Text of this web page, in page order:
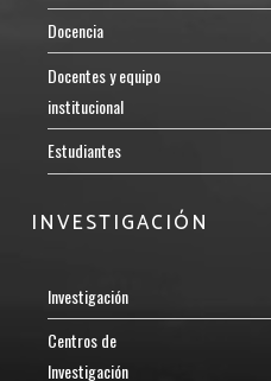
Docencia
Docentes y equipo
institucional
Estudiantes
INVESTIGACIÓN
Investigación
Centros de
Investigación